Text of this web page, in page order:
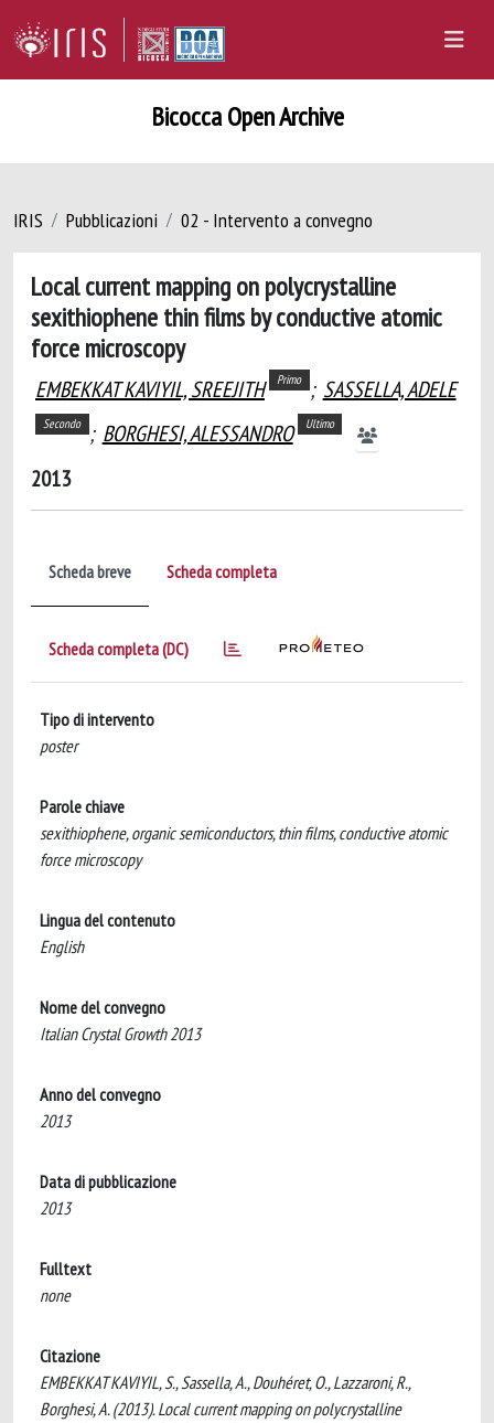
Bicocca Open Archive
IRIS Pubblicazioni 02 - Intervento a convegno
Local current mapping on polycrystalline
sexithiophene thin films by conductive atomic
force microscopy
EMBEKKAT KAVIYIL, SREEJITH Primo ; SASSELLA, ADELE
Secondo ; BORGHESI, ALESSANDRO Ultimo
2013
Scheda breve Scheda completa
Scheda completa (DC)
Tipo di intervento
poster
Parole chiave
sexithiophene, organic semiconductors, thin films, conductive atomic
force microscopy
Lingua del contenuto
English
Nome del convegno
Italian Crystal Growth 2013
Anno del convegno
2013
Data di pubblicazione
2013
Fulltext
none
Citazione
EMBEKKAT KAVIYIL, S., Sassella, A., Douhéret, O., Lazzaroni, R.,
Borghesi, A. (2013). Local current mapping on polycrystalline